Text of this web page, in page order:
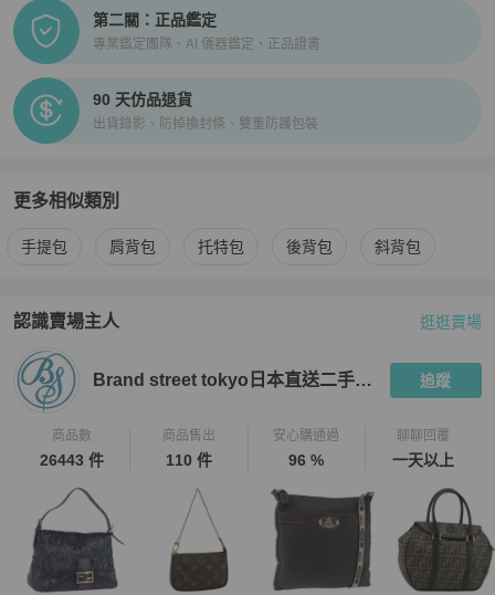
★ 商品由境外寄至 PopChill 驗證中心鑑定（鑑證）通過後才配送，
因此比一般包裹需要多 2～3天的鑑定（鑑證）與檢查作業時間。
【商品瑕疵說明】
★ 日本中古奢侈品市場對於商品進行分級，讓消費者即使透過網購，
也能從英文字母等級（SA．A 級．B 級．BC 級）判斷商品的保存狀
況。
片放大看，並綜合商品圖片和文字去綜合考量與判斷。
明確標示等級，如下單即表示可接受商品狀況。
後來綜合判斷，買方有義務就有疑慮的瑕疵處問清楚，確保商品能達
到您的滿意，如有疑問請APP聊聊詢問客服解答後購買。
★ 中古品有正常使用痕跡，瑕疵基本已拍出，細節如圖，了解更多請
使用APP聊聊和客服聯繫。
★包袋尺寸由於測量手法不同，誤差在1cm-3cm屬於正常範圍，正常
範圍內誤差不作為退換貨依據。
★ 商品出售人授權 PopChill 台灣提供友善之中英文雙語客戶服務。
★ 有關商品問題，請直接私訊此帳號，商品均在境外賣家手上，Pop
Chill 會幫您代為詢問日本賣家。
★ App 版聊聊服務時間：週一到週五 09:30～18:30。
★ 二手商品只有一件，如商品已經在原網站上被售出、刪除，PopC
第二關：正品鑑定
專業鑑定團隊、AI 儀器鑑定、正品證書
90 天仿品退貨
出貨錄影、防掉換封條、雙重防護包裝
更多相似類別
更多BURBERRY女包 相似商品推薦
手提包 肩背包 托特包 後背包 斜背包
認識賣場主人
PopChill 拍拍圈嚴選賣家 Brand street tokyo日本直送二手名牌
逛逛賣場
Brand street tokyo日本直送二手名牌 追蹤
商品數
26443 件
商品售出
110 件
安心購通過
96 %
聊聊回覆
一天以上